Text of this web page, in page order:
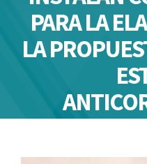
PARA LA
LA